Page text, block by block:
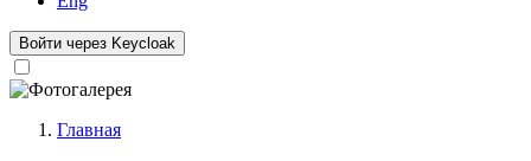
Войти через Keycloak
Главная